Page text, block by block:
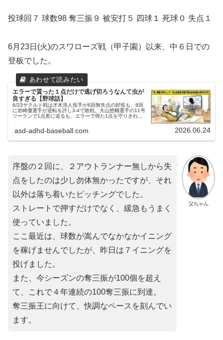
投球回７ 球数98 奪三振９ 被安打５ 四球１ 死球０ 失点１
6月23日(火)のスワローズ戦（甲子園）以来、中６日での
登板でした。
エラーで貰った１点だけで逃げ切ろうなんて虫が
良すぎる【野球話】
6/23ヤクルト戦は才木浩人投手が6回無失点の好投も、8回
に岩崎優選手が逆転を許し3-4で敗戦。大山悠輔選手の11号
ツーランで1点差に迫るも、エラーで得た1点を守りきれ
asd-adhd-baseball.com 2026.06.24
父ちゃん
序盤の２回に、２アウトランナー無しから失
点をしたのは少し勿体無かったですが、それ
以外は落ち着いたピッチングでした。
ストレートで押すだけでなく、緩急もうまく
使っていました。
ここ最近は、球数が嵩んでなかなかイニング
を稼げませんでしたが、昨日は７イニングを
投げました。
また、今シーズンの奪三振が100個を超え
て、これで４年連続の100奪三振に到達。
奪三振王に向けて、快調なペースを刻んでい
ます。